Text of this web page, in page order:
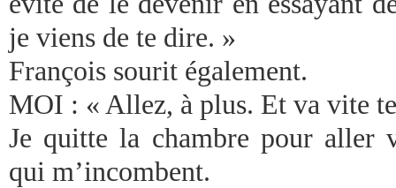
je viens de te dire. »
François sourit également.
MOI : « Allez, à plus. Et va vite
Je quitte la chambre pour aller
qui m’incombent.